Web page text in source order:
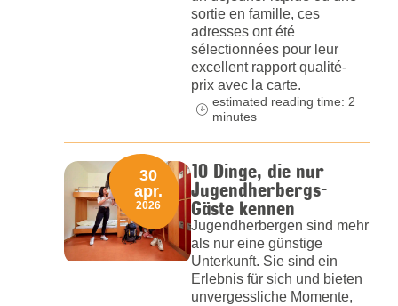
sortie en famille, ces
adresses ont été
sélectionnées pour leur
excellent rapport qualité-
prix avec la carte.
estimated reading time: 2
minutes
10 Dinge, die nur
Jugendherbergs-
Gäste kennen
Jugendherbergen sind mehr
als nur eine günstige
Unterkunft. Sie sind ein
Erlebnis für sich und bieten
unvergessliche Momente,
30
apr.
2026